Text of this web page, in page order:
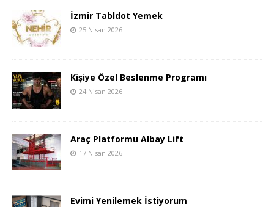
İzmir Tabldot Yemek
25 Nisan 2026
Kişiye Özel Beslenme Programı
24 Nisan 2026
Araç Platformu Albay Lift
17 Nisan 2026
Evimi Yenilemek İstiyorum